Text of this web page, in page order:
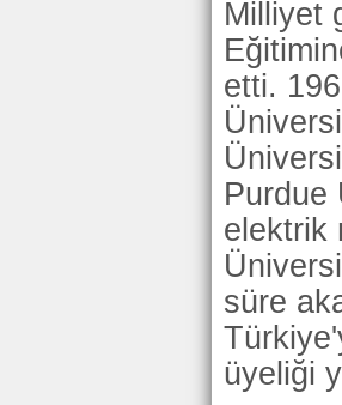
Milliyet
etti.
Purdue
elektrik
süre
üyeliği